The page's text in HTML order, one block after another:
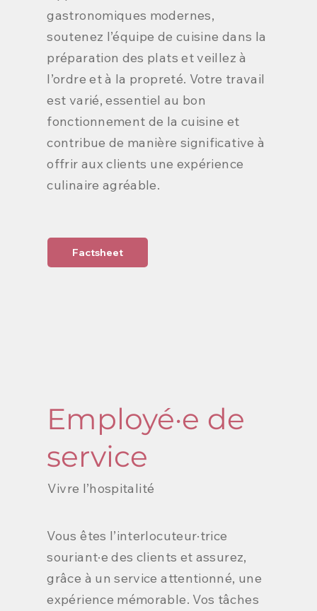
gastronomiques modernes,
soutenez l’équipe de cuisine dans la
préparation des plats et veillez à
l’ordre et à la propreté. Votre travail
est varié, essentiel au bon
fonctionnement de la cuisine et
contribue de manière significative à
offrir aux clients une expérience
culinaire agréable.
Factsheet
Employé·e de
service
Vivre l’hospitalité
Vous êtes l’interlocuteur·trice
souriant·e des clients et assurez,
grâce à un service attentionné, une
expérience mémorable. Vos tâches